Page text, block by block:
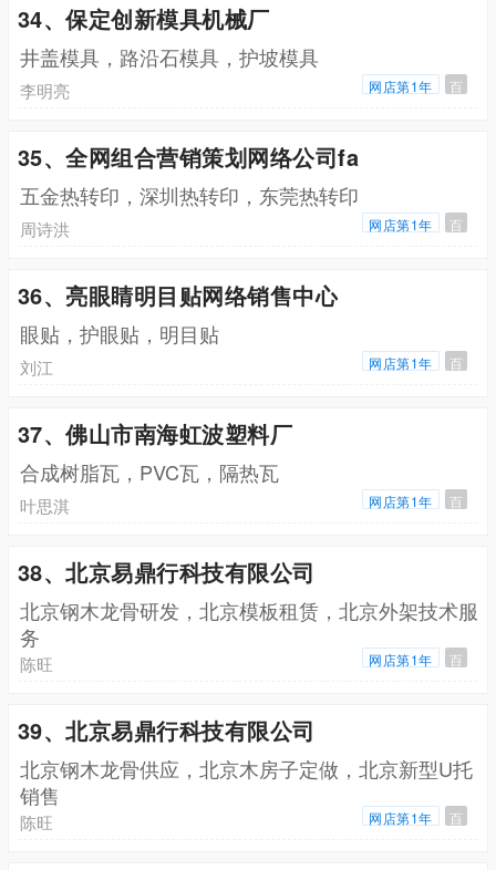
34、保定创新模具机械厂
井盖模具，路沿石模具，护坡模具
李明亮 网店第1年 百
35、全网组合营销策划网络公司fa
五金热转印，深圳热转印，东莞热转印
周诗洪 网店第1年 百
36、亮眼睛明目贴网络销售中心
眼贴，护眼贴，明目贴
刘江 网店第1年 百
37、佛山市南海虹波塑料厂
合成树脂瓦，PVC瓦，隔热瓦
叶思淇 网店第1年 百
38、北京易鼎行科技有限公司
北京钢木龙骨研发，北京模板租赁，北京外架技术服
务
陈旺 网店第1年 百
39、北京易鼎行科技有限公司
北京钢木龙骨供应，北京木房子定做，北京新型U托
销售
陈旺 网店第1年 百